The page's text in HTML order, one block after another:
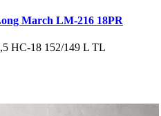
March LM-216 18PR
HC-18 152/149 L TL